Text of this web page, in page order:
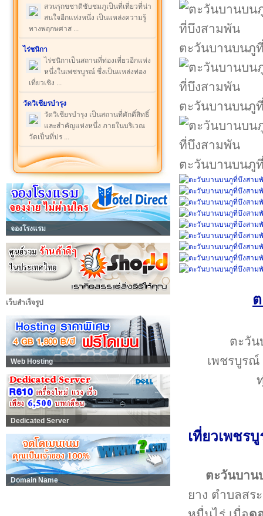
สวนรุกขชาติซับชมภูเป็นที่เที่ยวที่น่า
สนใจอีกแห่งหนึ่ง เป็นแหล่งความรู้
ทางพฤกษศาส ...
ไร่ชนิกา
ไร่ชนิกาเป็นสถานที่ท่องเที่ยวอีกแห่ง
หนึ่งในเพชรบูรณ์ ซึ่งเป็นแหล่งท่อง
เที่ยวเชิง ...
วัดวิเชียรบำรุง
วัดวิเชียรบำรุง เป็นสถานที่ศักดิ์สิทธิ์
และสำคัญแห่งหนึ่ง ภายในบริเวณ
วัดเป็นที่ปร ...
จองโรงแรม
เว็บสำเร็จรูป
Web Hosting
Dedicated Server
Domain Name
ตะวันบานบนภู
ตะวันบานบนภู
ตะวันบานบนภู
ตะวัน
เพชรบูรณ์
เที่ยวเพช
ตะวันบาน
ยาง ตำบลสร